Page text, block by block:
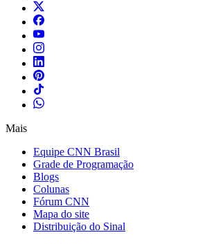
Mais
Equipe CNN Brasil
Grade de Programação
Blogs
Colunas
Fórum CNN
Mapa do site
Distribuição do Sinal